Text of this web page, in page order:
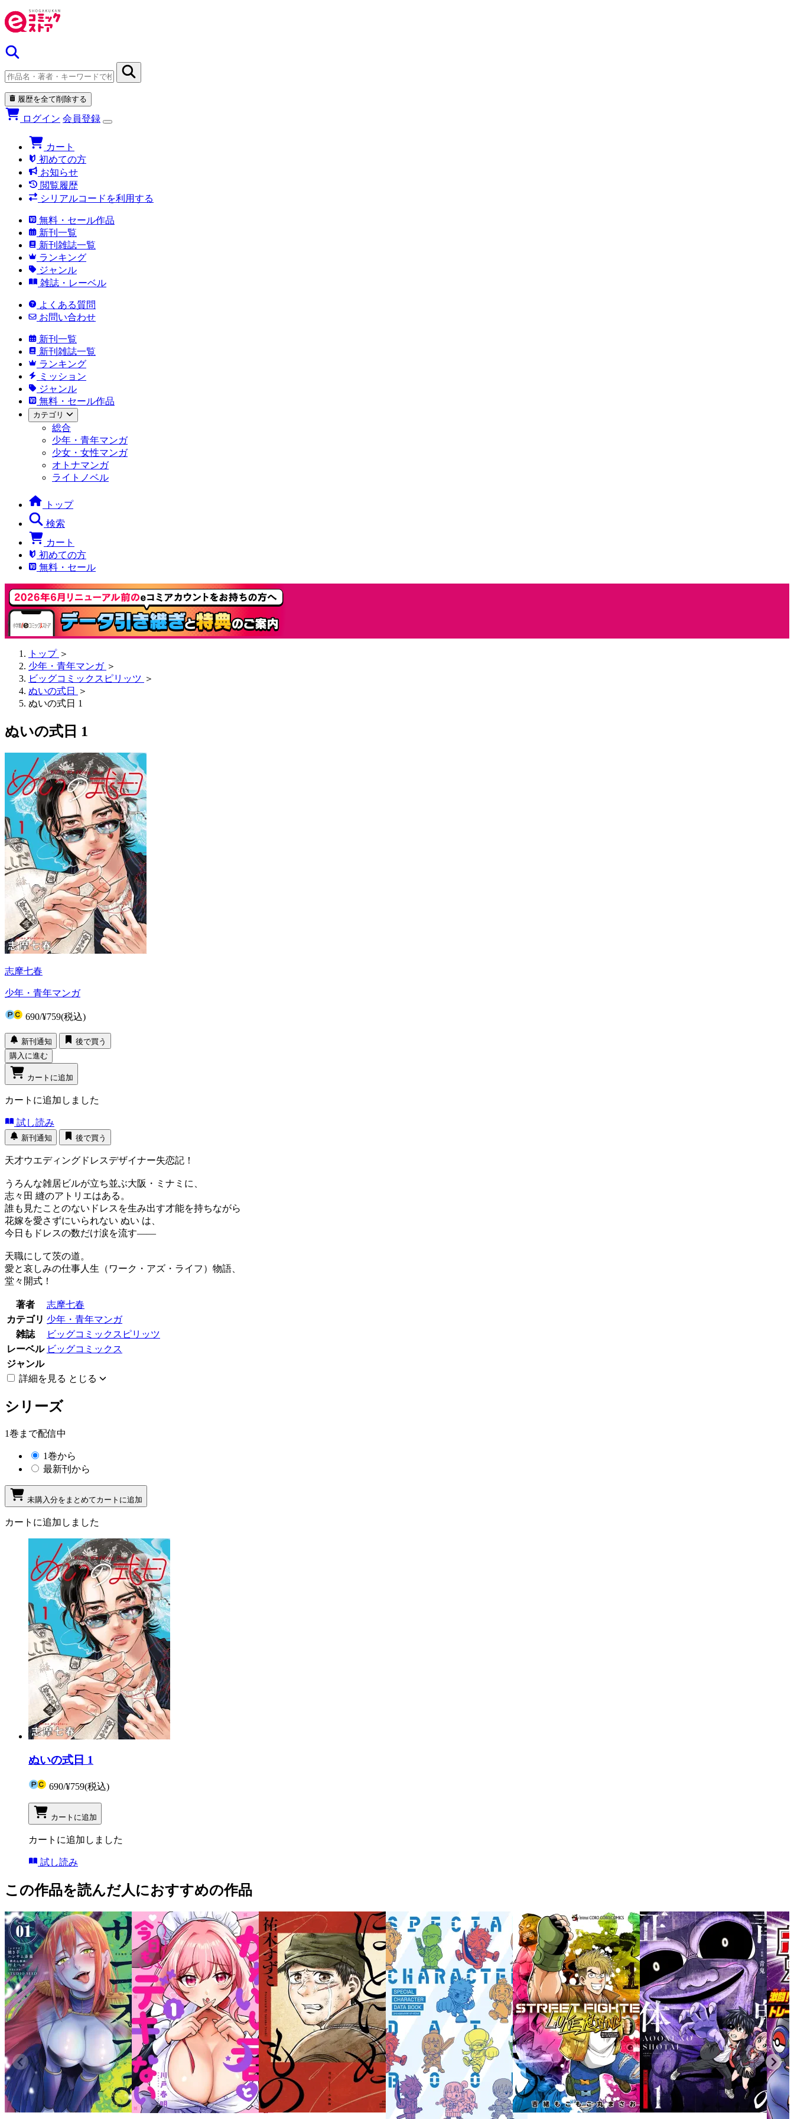
履歴を全て削除する
ログイン 会員登録
カート
初めての方
お知らせ
閲覧履歴
シリアルコードを利用する
無料・セール作品
新刊一覧
新刊雑誌一覧
ランキング
ジャンル
雑誌・レーベル
よくある質問
お問い合わせ
新刊一覧
新刊雑誌一覧
ランキング
ミッション
ジャンル
無料・セール作品
カテゴリ
総合
少年・青年マンガ
少女・女性マンガ
オトナマンガ
ライトノベル
トップ
検索
カート
初めての方
無料・セール
トップ ＞
少年・青年マンガ ＞
ビッグコミックスピリッツ ＞
ぬいの式日
＞
ぬいの式日 1
ぬいの式日 1
志摩七春
少年・青年マンガ
690/¥759(税込)
新刊通知
後で買う
購入に進む
カートに追加
カートに追加しました
試し読み
新刊通知 後で買う
天才ウエディングドレスデザイナー失恋記！
うろんな雑居ビルが立ち並ぶ大阪・ミナミに、
志々田 縫のアトリエはある。
誰も見たことのないドレスを生み出す才能を持ちながら
花嫁を愛さずにいられない ぬい は、
今日もドレスの数だけ涙を流す――
天職にして茨の道。
愛と哀しみの仕事人生（ワーク・アズ・ライフ）物語、
堂々開式！
著者
志摩七春
カテゴリ 少年・青年マンガ
雑誌
ビッグコミックスピリッツ
レーベル ビッグコミックス
ジャンル
詳細を見る とじる
シリーズ
1巻まで配信中
1巻から
最新刊から
未購入分をまとめてカートに追加
カートに追加しました
ぬいの式日 1
690/¥759(税込)
カートに追加
カートに追加しました
試し読み
この作品を読んだ人におすすめの作品